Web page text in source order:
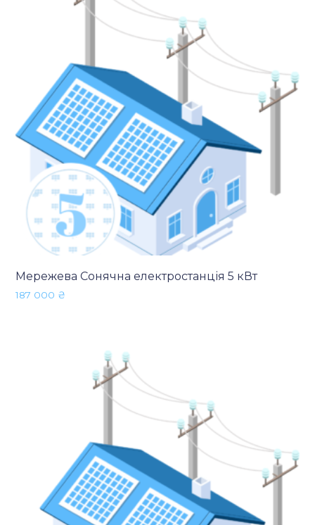
Мережева Сонячна електростанція 5 кВт
187 000 ₴